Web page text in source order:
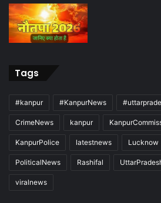
Tags
#kanpur #KanpurNews
CrimeNews kanpur
KanpurPolice latestnews Lucknow
PoliticalNews Rashifal
viralnews